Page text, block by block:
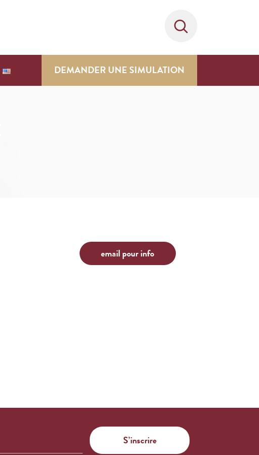
DEMANDER UNE SIMULATION
email pour info